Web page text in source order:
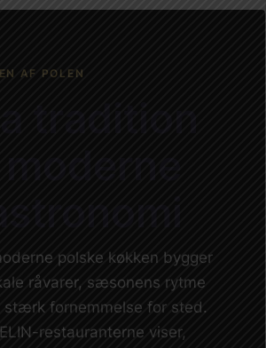
AF POLEN
polske køkken bygger
råvarer, sæsonens rytme
stærk fornemmelse for sted.
restauranterne viser,